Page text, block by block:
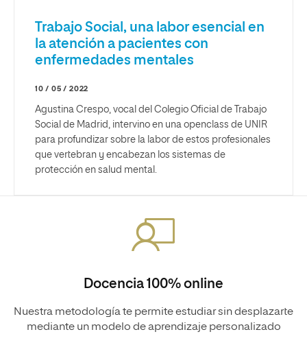
Trabajo Social, una labor esencial en
la atención a pacientes con
enfermedades mentales
10 / 05 / 2022
Agustina Crespo, vocal del Colegio Oficial de Trabajo
Social de Madrid, intervino en una openclass de UNIR
para profundizar sobre la labor de estos profesionales
que vertebran y encabezan los sistemas de
protección en salud mental.
Docencia 100% online
Nuestra metodología te permite estudiar sin desplazarte
mediante un modelo de aprendizaje personalizado